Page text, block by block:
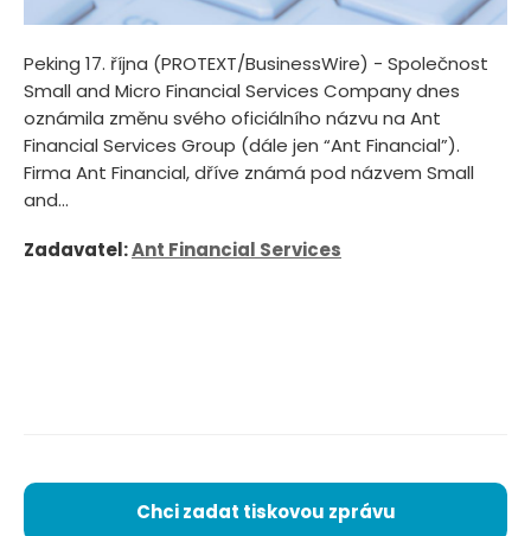
Peking 17. října (PROTEXT/BusinessWire) - Společnost
Small and Micro Financial Services Company dnes
oznámila změnu svého oficiálního názvu na Ant
Financial Services Group (dále jen “Ant Financial”).
Firma Ant Financial, dříve známá pod názvem Small
and...
Zadavatel:Ant Financial Services
Chci zadat tiskovou zprávu